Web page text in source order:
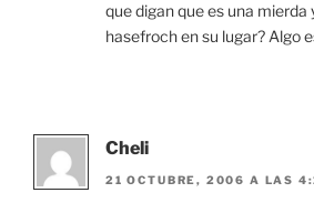
que digan que es una
hasefroch en su lugar? Algo
Cheli
21 OCTUBRE, 2006 A LAS